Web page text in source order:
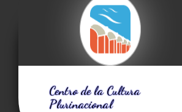
Centro de la Cultura
Plurinacional